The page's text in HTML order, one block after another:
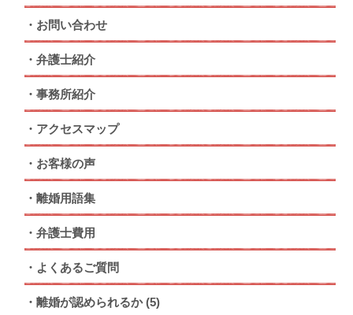
お問い合わせ
弁護士紹介
事務所紹介
アクセスマップ
お客様の声
離婚用語集
弁護士費用
よくあるご質問
離婚が認められるか (5)